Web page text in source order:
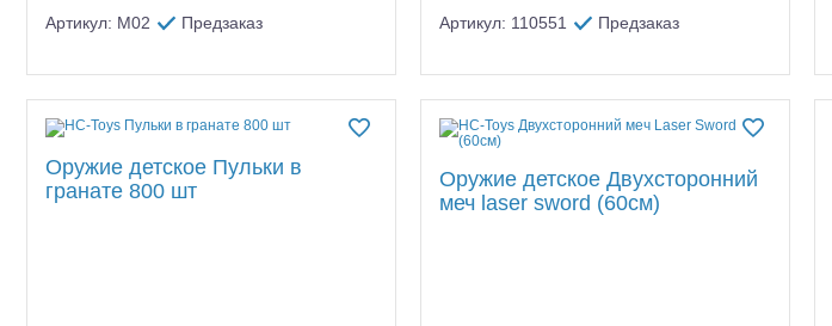
Артикул: M02 Предзаказ Артикул: 110551 Предзаказ
Оружие детское Пульки в
гранате 800 шт
Оружие детское Двухсторонний
меч laser sword (60см)